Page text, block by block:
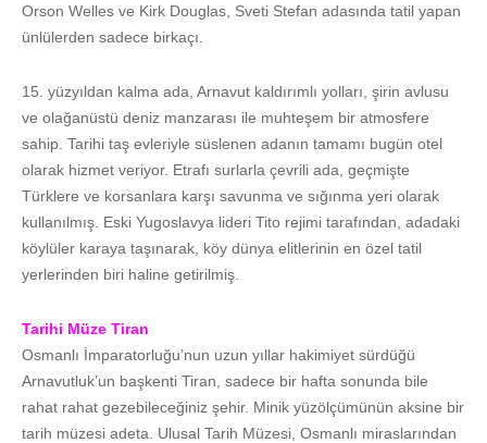
Orson Welles ve Kirk Douglas, Sveti Stefan adasında tatil yapan
ünlülerden sadece birkaçı.
15. yüzyıldan kalma ada, Arnavut kaldırımlı yolları, şirin avlusu
ve olağanüstü deniz manzarası ile muhteşem bir atmosfere
sahip. Tarihi taş evleriyle süslenen adanın tamamı bugün otel
olarak hizmet veriyor. Etrafı surlarla çevrili ada, geçmişte
Türklere ve korsanlara karşı savunma ve sığınma yeri olarak
kullanılmış. Eski Yugoslavya lideri Tito rejimi tarafından, adadaki
köylüler karaya taşınarak, köy dünya elitlerinin en özel tatil
yerlerinden biri haline getirilmiş.
Tarihi Müze Tiran
Osmanlı İmparatorluğu’nun uzun yıllar hakimiyet sürdüğü
Arnavutluk’un başkenti Tiran, sadece bir hafta sonunda bile
rahat rahat gezebileceğiniz şehir. Minik yüzölçümünün aksine bir
tarih müzesi adeta. Ulusal Tarih Müzesi, Osmanlı miraslarından